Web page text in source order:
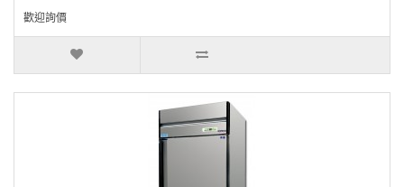
歡迎詢價